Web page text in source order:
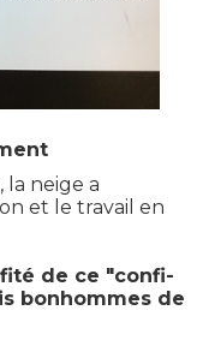
la neige a
et le travail en
de ce "confi-
bonhommes de